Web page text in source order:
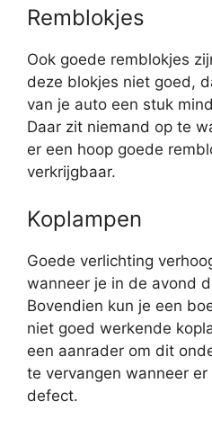
Remblokjes
Ook goede remblokjes
deze blokjes niet goed,
van je auto een stuk
Daar zit niemand op te
er een hoop goede
verkrijgbaar.
Koplampen
Goede verlichting
wanneer je in de avond
Bovendien kun je een
niet goed werkende
een aanrader om dit
te vervangen wanneer
defect.